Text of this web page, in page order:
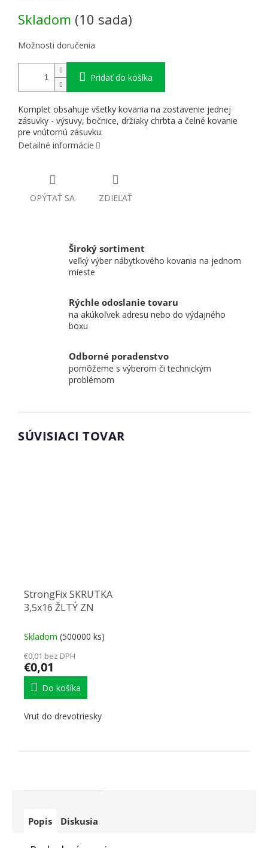
Skladom (10 sada)
Možnosti doručenia
Pridať do košíka
Komplet obsahuje všetky kovania na zostavenie jednej
zásuvky - výsuvy, bočnice, držiaky chrbta a čelné kovanie
pre vnútornú zásuvku.
Detailné informácie
OPÝTAŤ SA ZDIEĽAŤ
Široký sortiment
veľký výber nábytkového kovania na jednom
mieste
Rýchle odoslanie tovaru
na akúkoľvek adresu nebo do výdajného
boxu
Odborné poradenstvo
pomôžeme s výberom či technickým
problémom
SÚVISIACI TOVAR
StrongFix SKRUTKA
3,5x16 ŽLTÝ ZN
Skladom (500000 ks)
€0,01 bez DPH
€0,01
Do košíka
Vrut do drevotriesky
Popis Diskusia